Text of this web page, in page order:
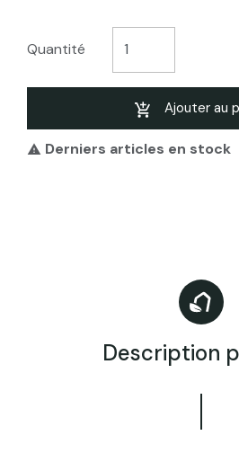
Quantité
Ajouter au
 Derniers articles en stock
Description